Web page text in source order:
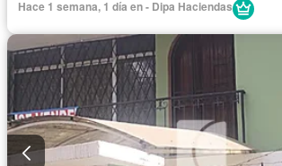
Hace 1 semana, 1 día en - Dipa Haciendas